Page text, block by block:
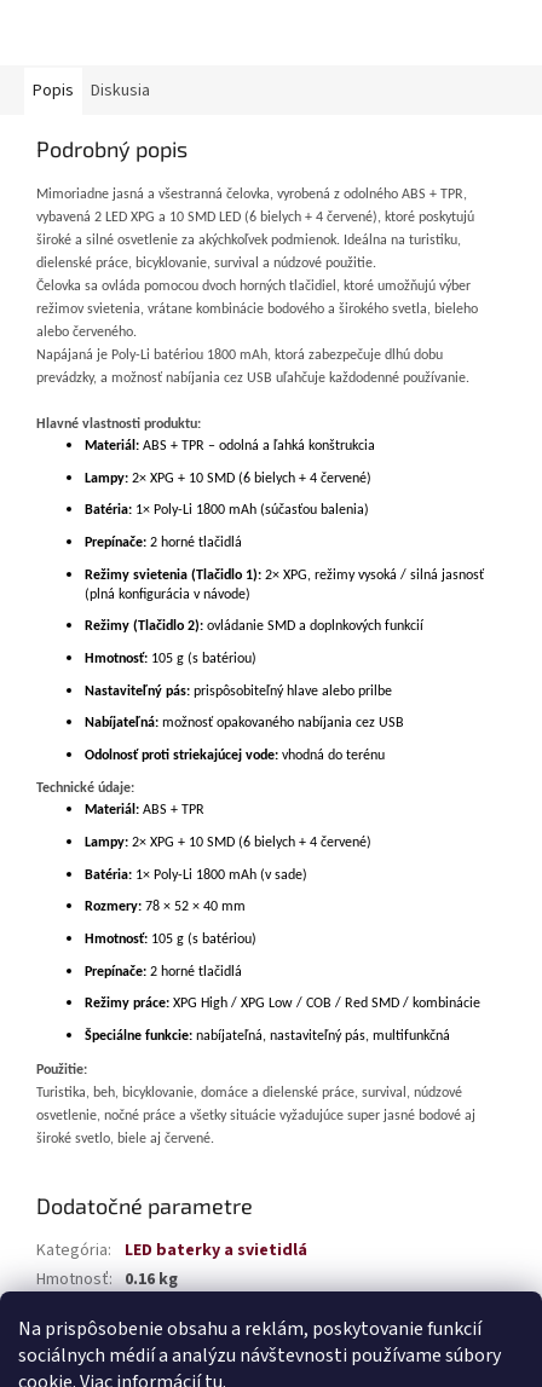
Na prispôsobenie obsahu a reklám, poskytovanie funkcií
sociálnych médií a analýzu návštevnosti používame súbory
Popis Diskusia
Podrobný popis
Mimoriadne jasná a všestranná čelovka, vyrobená z odolného ABS + TPR,
vybavená 2 LED XPG a 10 SMD LED (6 bielych + 4 červené), ktoré poskytujú
široké a silné osvetlenie za akýchkoľvek podmienok. Ideálna na turistiku,
dielenské práce, bicyklovanie, survival a núdzové použitie.
Čelovka sa ovláda pomocou dvoch horných tlačidiel, ktoré umožňujú výber
režimov svietenia, vrátane kombinácie bodového a širokého svetla, bieleho
alebo červeného.
Napájaná je Poly-Li batériou 1800 mAh, ktorá zabezpečuje dlhú dobu
prevádzky, a možnosť nabíjania cez USB uľahčuje každodenné používanie.
Hlavné vlastnosti produktu:
Materiál: ABS + TPR – odolná a ľahká konštrukcia
Lampy: 2× XPG + 10 SMD (6 bielych + 4 červené)
Batéria: 1× Poly-Li 1800 mAh (súčasťou balenia)
Prepínače: 2 horné tlačidlá
Režimy svietenia (Tlačidlo 1): 2× XPG, režimy vysoká / silná jasnosť
(plná konfigurácia v návode)
Režimy (Tlačidlo 2): ovládanie SMD a doplnkových funkcií
Hmotnosť: 105 g (s batériou)
Nastaviteľný pás: prispôsobiteľný hlave alebo prilbe
Nabíjateľná: možnosť opakovaného nabíjania cez USB
Odolnosť proti striekajúcej vode: vhodná do terénu
Technické údaje:
Materiál: ABS + TPR
Lampy: 2× XPG + 10 SMD (6 bielych + 4 červené)
Batéria: 1× Poly-Li 1800 mAh (v sade)
Rozmery: 78 × 52 × 40 mm
Hmotnosť: 105 g (s batériou)
Prepínače: 2 horné tlačidlá
Režimy práce: XPG High / XPG Low / COB / Red SMD / kombinácie
Špeciálne funkcie: nabíjateľná, nastaviteľný pás, multifunkčná
Použitie:
Turistika, beh, bicyklovanie, domáce a dielenské práce, survival, núdzové
osvetlenie, nočné práce a všetky situácie vyžadujúce super jasné bodové aj
široké svetlo, biele aj červené.
Dodatočné parametre
Kategória:
LED baterky a svietidlá
Hmotnosť: 0.16 kg